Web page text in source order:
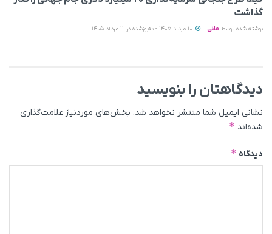
گذاشت
نوشته شده توسط مانی
دیدگاهتان را بنویسید
نشانی ایمیل شما منتشر نخواهد شد. بخش‌های موردنیاز علامت‌گذاری
شده‌اند *
دیدگاه *